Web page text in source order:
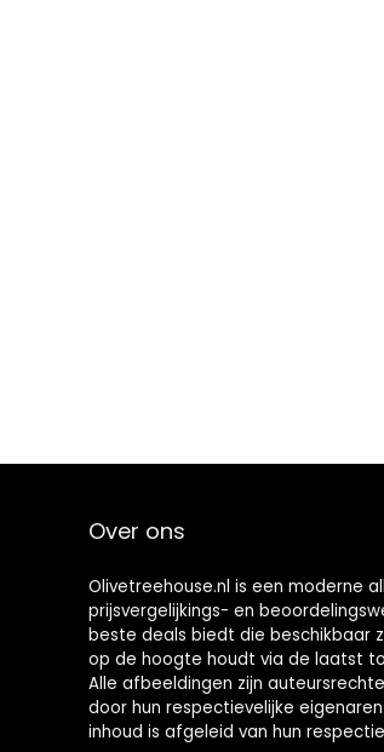
Over ons
Olivetreehouse.nl is een moderne
prijsvergelijkings- en
beste deals biedt die beschikbaar
op de hoogte houdt via de laatst
Alle afbeeldingen zijn
door hun respectievelijke
inhoud is afgeleid van hun